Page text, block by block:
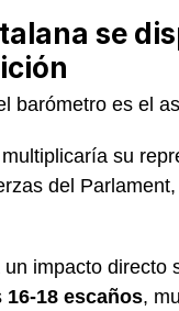
se
barómetro es el
su
del
impacto directo
16-18 escaños,